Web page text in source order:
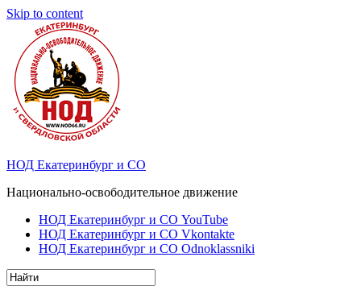
Skip to content
НОД Екатеринбург и СО
Национально-освободительное движение
НОД Екатеринбург и СО YouTube
НОД Екатеринбург и СО Vkontakte
НОД Екатеринбург и СО Odnoklassniki